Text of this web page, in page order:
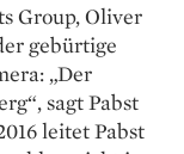
Group, Oliver
­gebürtige
„Der
sagt Pabst
­leitet Pabst